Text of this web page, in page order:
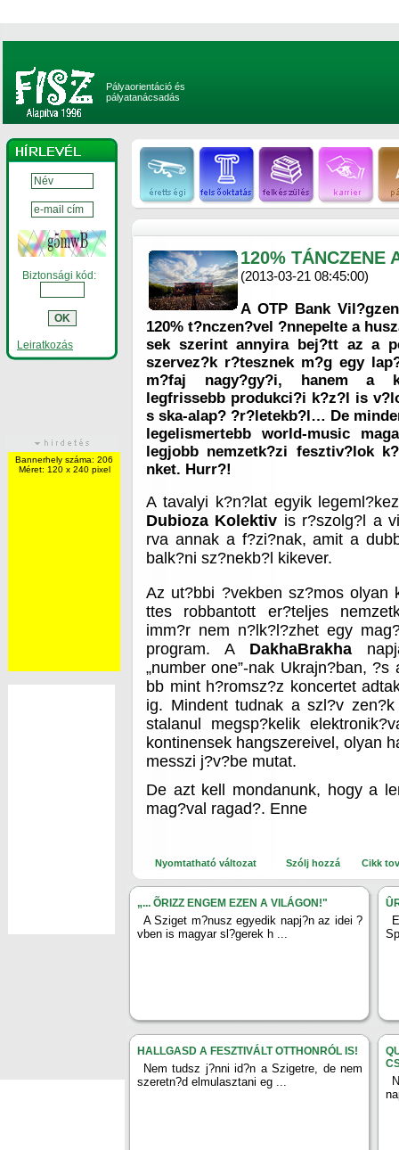
Pályaorientáció és
pályatanácsadás
Biztonsági kód:
Leiratkozás
Bannerhely száma: 206
Méret: 120 x 240 pixel
120% TÁNCZENE
(2013-03-21 08:45:00)
A OTP Bank
120% t?nczen?vel ?nnepelte a
sek szerint annyira bej?tt az a
szervez?k r?tesznek m?g egy
m?faj nagy?gy?i, hanem a
legfrissebb produkci?i k?z?l is
s ska-alap? ?r?letekb?l… De
legelismertebb world-music
legjobb nemzetk?zi fesztiv?lok
nket. Hurr?!
A tavalyi k?n?lat egyik
Dubioza Kolektiv is r?szolg?l a
rva annak a f?zi?nak, amit a
balk?ni sz?nekb?l kikever.
Az ut?bbi ?vekben sz?mos olyan
ttes robbantott er?teljes
imm?r nem n?lk?l?zhet egy
program. A DakhaBrakha
„number one”-nak Ukrajn?ban,
bb mint h?romsz?z koncertet
ig. Mindent tudnak a szl?v
stalanul megsp?kelik
kontinensek hangszereivel, olyan
messzi j?v?be mutat.
De azt kell mondanunk, hogy a
mag?val ragad?. Enne
Nyomtatható változat Szólj hozzá Cikk
„... ÕRIZZ ENGEM EZEN A VILÁGON!"
A Sziget m?nusz egyedik napj?n az idei ?
vben is magyar sl?gerek h ...
HALLGASD A FESZTIVÁLT OTTHONRÓL IS!
Nem tudsz j?nni id?n a Szigetre, de nem
szeretn?d elmulasztani eg ...